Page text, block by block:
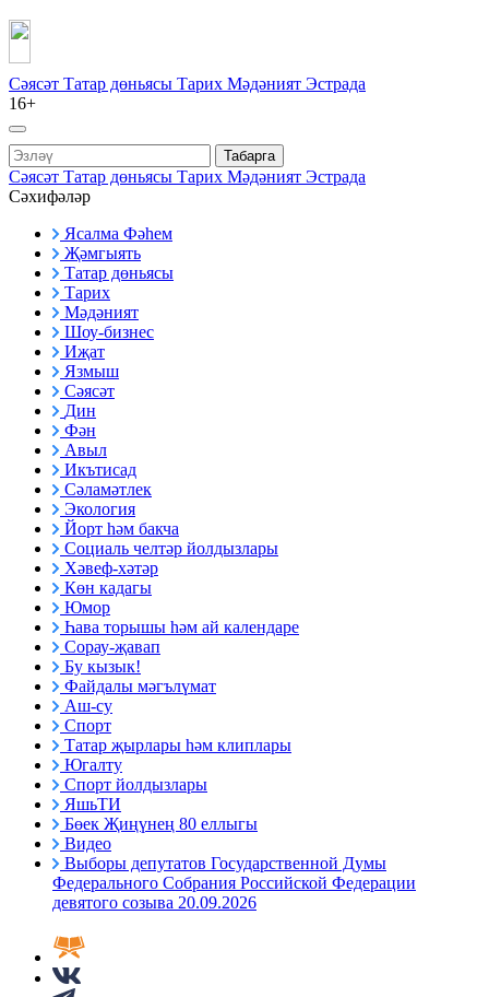
Сәясәт Татар дөньясы Тарих Мәдәният Эстрада
16+
Табарга
Сәясәт Татар дөньясы Тарих Мәдәният Эстрада
Сәхифәләр
Ясалма Фәһем
Җәмгыять
Татар дөньясы
Тарих
Мәдәният
Шоу-бизнес
Иҗат
Язмыш
Сәясәт
Дин
Фән
Авыл
Икътисад
Сәламәтлек
Экология
Йорт һәм бакча
Социаль челтәр йолдызлары
Хәвеф-хәтәр
Көн кадагы
Юмор
Һава торышы һәм ай календаре
Сорау-җавап
Бу кызык!
Файдалы мәгълүмат
Аш-су
Спорт
Татар җырлары һәм клиплары
Югалту
Спорт йолдызлары
ЯшьТИ
Бөек Җиңүнең 80 еллыгы
Видео
Выборы депутатов Государственной Думы
Федерального Собрания Российской Федерации
девятого созыва 20.09.2026